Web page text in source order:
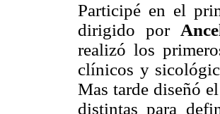
Participé en el
dirigido por
realizó los
clínicos y
Mas tarde diseñó el
distintas para